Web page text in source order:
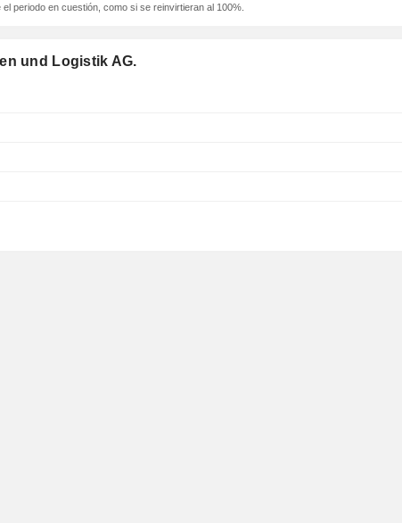
periodo en cuestión, como si se reinvirtieran al 100%.
und Logistik AG.